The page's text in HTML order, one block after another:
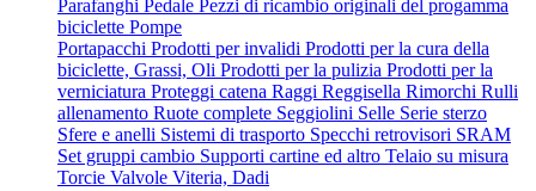
Parafanghi Pedale Pezzi di ricambio originali del progamma
biciclette Pompe
Portapacchi Prodotti per invalidi Prodotti per la cura della
biciclette, Grassi, Oli Prodotti per la pulizia Prodotti per la
verniciatura Proteggi catena Raggi Reggisella Rimorchi Rulli
allenamento Ruote complete Seggiolini Selle Serie sterzo
Sfere e anelli Sistemi di trasporto Specchi retrovisori SRAM
Set gruppi cambio Supporti cartine ed altro Telaio su misura
Torcie Valvole Viteria, Dadi